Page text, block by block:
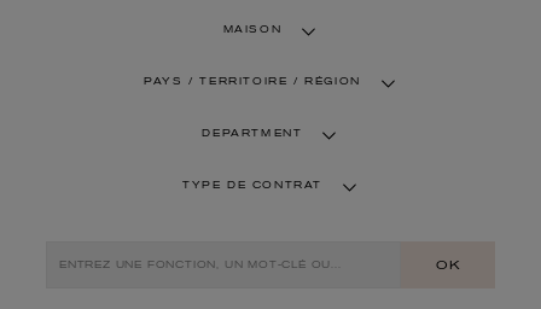
MAISON
PAYS / TERRITOIRE / RÉGION
DEPARTMENT
TYPE DE CONTRAT
OK